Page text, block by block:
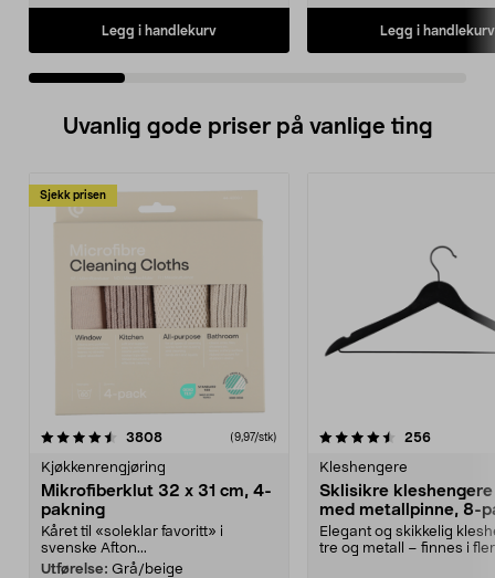
Legg i handlekurv Legg i handlekurv
Uvanlig gode priser på vanlige ting
Sjekk prisen
3808anmeldelser(9,97/stk)
Kjøkkenrengjøring
Mikrofiberklut 32 x 31 cm, 4-
pakning
Kåret til «soleklar favoritt» i
svenske Afton...
Utførelse: Grå/beige
4.5av 5 stjerner 256
Kleshengere
Sklisikre
med metallpinne, 8-
Elegant og skikkelig
tre og metall – finnes i
4.5av 5 stjerner